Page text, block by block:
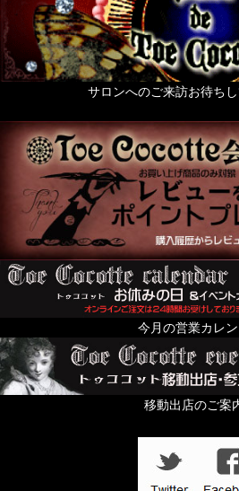
サロンへのご来訪お待ちし
今月の営業カレ
移動出店のご案